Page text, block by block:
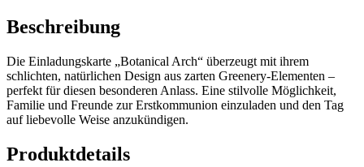
Beschreibung
Die Einladungskarte „Botanical Arch“ überzeugt mit ihrem
schlichten, natürlichen Design aus zarten Greenery-Elementen –
perfekt für diesen besonderen Anlass. Eine stilvolle Möglichkeit,
Familie und Freunde zur Erstkommunion einzuladen und den Tag
auf liebevolle Weise anzukündigen.
Produktdetails